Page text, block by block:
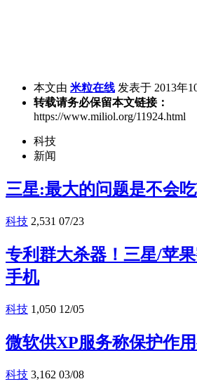
本文由 米粒在线 发表于 2013年
转载请务必保留本文链接：
https://www.miliol.org/11924.html
科技
新闻
三星:最大的问题是不会
科技 2,531 07/23
专利群大杀器！三星/苹
手机
科技 1,050 12/05
微软供XP服务称保护作
科技 3,162 03/08